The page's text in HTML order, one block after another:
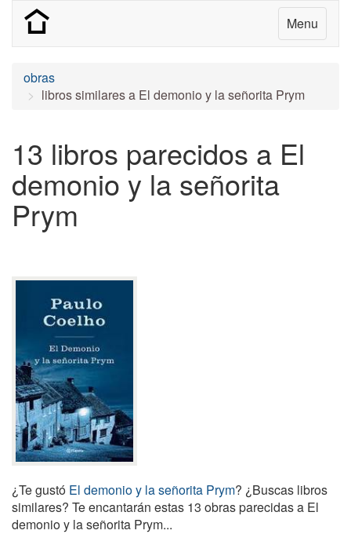
Menu
obras
libros similares a El demonio y la señorita Prym
13 libros parecidos a El
demonio y la señorita
Prym
¿Te gustó El demonio y la señorita Prym? ¿Buscas libros
similares? Te encantarán estas 13 obras parecidas a El
demonio y la señorita Prym...